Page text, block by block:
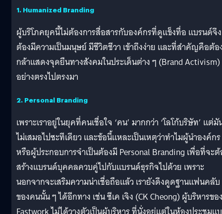
1. Humanized Branding
ผู้บริโภคยุคนี้ไม่ต้องการสื่อสารกับองค์กรที่ดูแข็งทื่อ แบรนด์จึง
ต้องมีความเป็นมนุษย์ มีชีวิตชีวา เข้าถึงง่าย และที่สำคัญคือต้อ
กล้าแสดงจุดยืนทางสังคมในประเด็นต่าง ๆ (Brand Activism)
อย่างตรงไปตรงมา
2. Personal Branding
เพราะเราอยู่ในยุคที่คนเชื่อใจ ‘คน’ มากกว่า ‘โลโก้บริษัท’ แต่
ไม่เสมอไปซะทีเดียว และข้อนี้แหละเป็นเหตุว่าทำไมผู้นำองค์กร
หรือผู้ประกอบการจำเป็นต้องมี Personal Branding เพื่อที่จะ
สร้างแบรนด์บุคคลควบคู่ไปกับแบรนด์ธุรกิจไปด้วย เพราะ
นอกจากจะเสริมความน่าเชื่อถือแล้ว เรายังดึงดูดฐานแฟนคลับ
ของคนนั้น ๆ ได้อีกทาง เช่น ซีเค เจิง (CK Cheong) ผู้บริหารขอ